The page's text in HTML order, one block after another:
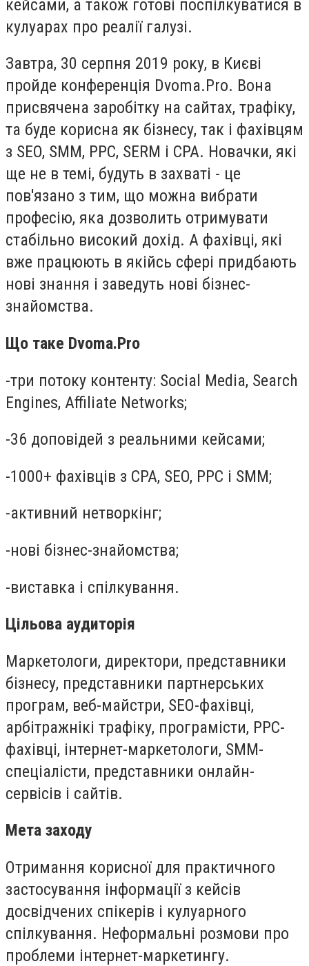
кейсами, а також готові поспілкуватися в
кулуарах про реалії галузі.
Завтра, 30 серпня 2019 року, в Києві
пройде конференція Dvoma.Pro. Вона
присвячена заробітку на сайтах, трафіку,
та буде корисна як бізнесу, так і фахівцям
з SEO, SMM, PPC, SERM і CPA. Новачки, які
ще не в темі, будуть в захваті - це
пов'язано з тим, що можна вибрати
професію, яка дозволить отримувати
стабільно високий дохід. А фахівці, які
вже працюють в якійсь сфері придбають
нові знання і заведуть нові бізнес-
знайомства.
Що таке Dvoma.Pro
-три потоку контенту: Social Media, Search
Engines, Affiliate Networks;
-36 доповідей з реальними кейсами;
-1000+ фахівців з CPA, SEO, PPC і SMM;
-активний нетворкінг;
-нові бізнес-знайомства;
-виставка і спілкування.
Цільова аудиторія
Маркетологи, директори, представники
бізнесу, представники партнерських
програм, веб-майстри, SEO-фахівці,
арбітражнікі трафіку, програмісти, PPC-
фахівці, інтернет-маркетологи, SMM-
спеціалісти, представники онлайн-
сервісів і сайтів.
Мета заходу
Отримання корисної для практичного
застосування інформації з кейсів
досвідчених спікерів і кулуарного
спілкування. Неформальні розмови про
проблеми інтернет-маркетингу.